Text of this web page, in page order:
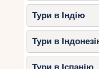
Тури в Індію
Тури в